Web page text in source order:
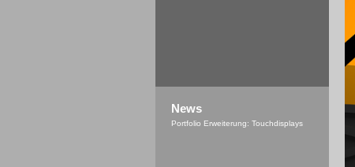
News
Portfolio Erweiterung: Touchdisplays